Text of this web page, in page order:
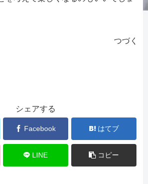
つづく
シェアする
Facebook はてブ
LINE コピー